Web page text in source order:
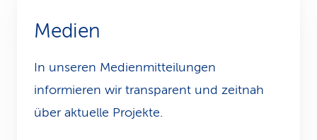
k
s
Medien
In unseren Medienmitteilungen
informieren wir transparent und zeitnah
über aktuelle Projekte.